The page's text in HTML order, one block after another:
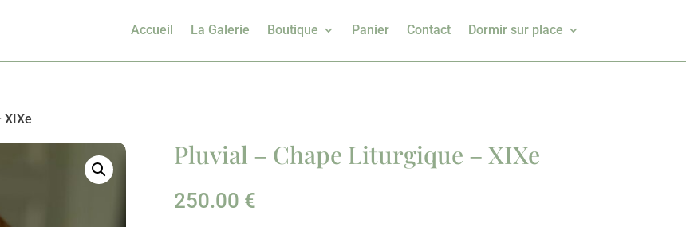
Accueil La Galerie Boutique Panier Contact Dormir sur place
XIXe
Pluvial – Chape Liturgique – XIXe
250.00 €